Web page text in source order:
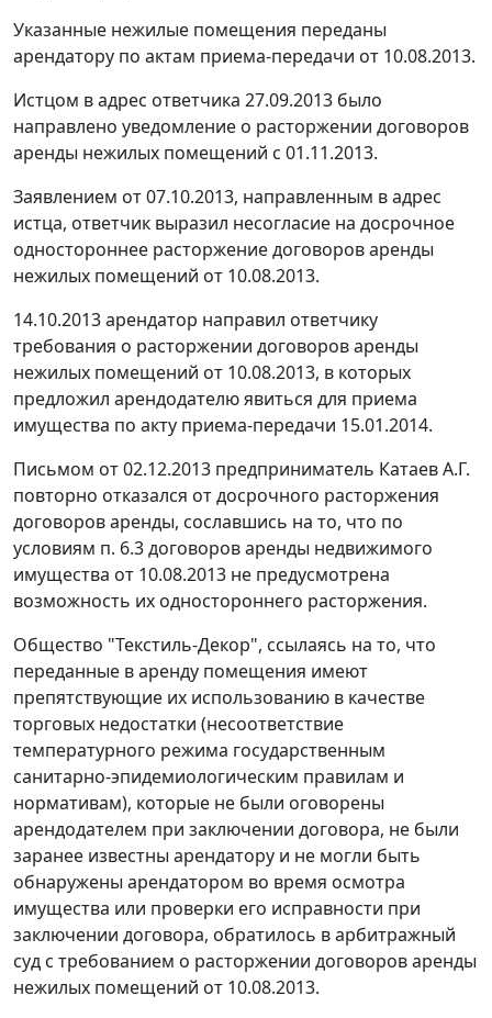
Указанные нежилые помещения переданы
арендатору по актам приема-передачи от 10.08.2013.
Истцом в адрес ответчика 27.09.2013 было
направлено уведомление о расторжении договоров
аренды нежилых помещений с 01.11.2013.
Заявлением от 07.10.2013, направленным в адрес
истца, ответчик выразил несогласие на досрочное
одностороннее расторжение договоров аренды
нежилых помещений от 10.08.2013.
14.10.2013 арендатор направил ответчику
требования о расторжении договоров аренды
нежилых помещений от 10.08.2013, в которых
предложил арендодателю явиться для приема
имущества по акту приема-передачи 15.01.2014.
Письмом от 02.12.2013 предприниматель Катаев А.Г.
повторно отказался от досрочного расторжения
договоров аренды, сославшись на то, что по
условиям п. 6.3 договоров аренды недвижимого
имущества от 10.08.2013 не предусмотрена
возможность их одностороннего расторжения.
Общество "Текстиль-Декор", ссылаясь на то, что
переданные в аренду помещения имеют
препятствующие их использованию в качестве
торговых недостатки (несоответствие
температурного режима государственным
санитарно-эпидемиологическим правилам и
нормативам), которые не были оговорены
арендодателем при заключении договора, не были
заранее известны арендатору и не могли быть
обнаружены арендатором во время осмотра
имущества или проверки его исправности при
заключении договора, обратилось в арбитражный
суд с требованием о расторжении договоров аренды
нежилых помещений от 10.08.2013.